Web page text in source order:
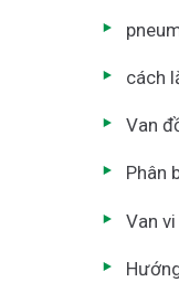
cách
Van
Phân
Van